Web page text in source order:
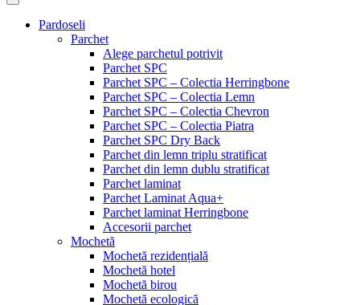
Pardoseli
Parchet
Alege parchetul potrivit
Parchet SPC
Parchet SPC – Colectia Herringbone
Parchet SPC – Colectia Lemn
Parchet SPC – Colectia Chevron
Parchet SPC – Colectia Piatra
Parchet SPC Dry Back
Parchet din lemn triplu stratificat
Parchet din lemn dublu stratificat
Parchet laminat
Parchet Laminat Aqua+
Parchet laminat Herringbone
Accesorii parchet
Mochetă
Mochetă rezidențială
Mochetă hotel
Mochetă birou
Mochetă ecologică